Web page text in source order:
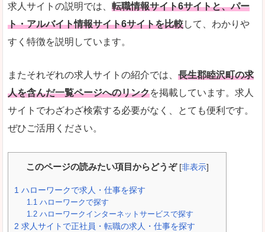
求人サイトの説明では、 転職情報サイト6サイトと、パー
ト・アルバイト情報サイト6サイトを比較して、わかりや
すく特徴を説明しています。
またそれぞれの求人サイトの紹介では、 長生郡睦沢町の求
人を含んだ一覧ページへのリンクを掲載しています。求人
サイトでわざわざ検索する必要がなく、とても便利です。
ぜひご活用ください。
このページの読みたい項目からどうぞ [非表示]
1 ハローワークで求人・仕事を探す
1.1 ハローワークで探す
1.2 ハローワークインターネットサービスで探す
2 求人サイトで正社員・転職の求人・仕事を探す